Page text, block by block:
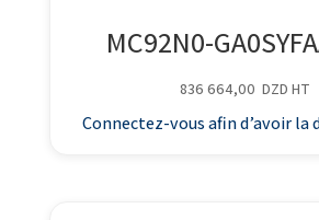
MC92N0-
836 664,00 DZD HT
Connectez-vous afin d’avoir